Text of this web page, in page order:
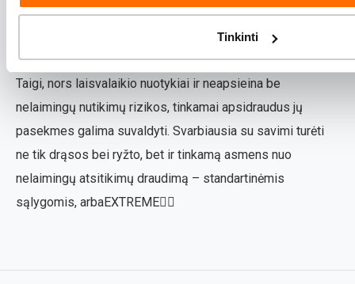
Tinkinti
Taigi, nors laisvalaikio nuotykiai ir neapsieina be
nelaimingų nutikimų rizikos, tinkamai apsidraudus jų
pasekmes galima suvaldyti. Svarbiausia su savimi turėti
ne tik drąsos bei ryžto, bet ir tinkamą asmens nuo
nelaimingų atsitikimų draudimą – standartinėmis
sąlygomis, arbaEXTREME🤸‍♂️